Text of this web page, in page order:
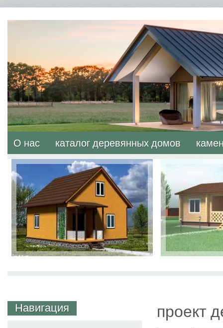
О нас каталог деревянных домов
проект
Навигация